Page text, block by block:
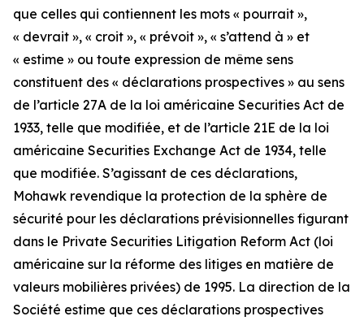
que celles qui contiennent les mots « pourrait »,
« devrait », « croit », « prévoit », « s’attend à » et
« estime » ou toute expression de même sens
constituent des « déclarations prospectives » au sens
de l’article 27A de la loi américaine Securities Act de
1933, telle que modifiée, et de l’article 21E de la loi
américaine Securities Exchange Act de 1934, telle
que modifiée. S’agissant de ces déclarations,
Mohawk revendique la protection de la sphère de
sécurité pour les déclarations prévisionnelles figurant
dans le Private Securities Litigation Reform Act (loi
américaine sur la réforme des litiges en matière de
valeurs mobilières privées) de 1995. La direction de la
Société estime que ces déclarations prospectives